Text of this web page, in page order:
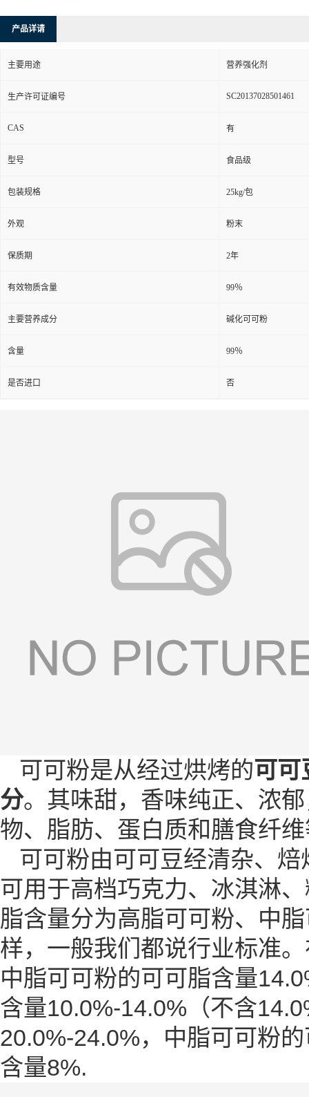
产品详请
主要用途 营养强化剂
生产许可证编号 SC20137028501461
CAS 有
型号 食品级
包装规格 25kg/包
外观 粉末
保质期 2年
有效物质含量 99％
主要营养成分 碱化可可粉
含量 99％
是否进口 否
可可粉是从经过烘烤的可可
分。其味甜，香味纯正、浓
物、脂肪、蛋白质和膳食纤
可可粉由可可豆经清杂、
可用于高档巧克力、冰淇淋
脂含量分为高脂可可粉、中
样，一般我们都说行业标准
中脂可可粉的可可脂含量
含量10.0%-14.0%（不含
20.0%-24.0%，中脂可可粉
含量8%.